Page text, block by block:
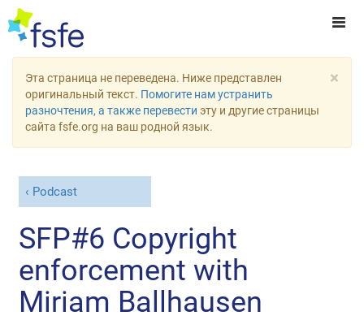
×
Эта страница не переведена. Ниже представлен
оригинальный текст. Помогите нам устранить
разночтения, а также перевести эту и другие страницы
сайта fsfe.org на ваш родной язык.
Podcast
SFP#6 Copyright
enforcement with
Miriam Ballhausen